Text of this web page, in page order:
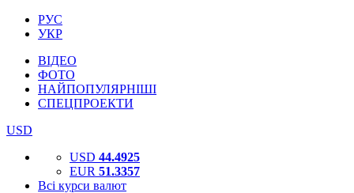
РУС
УКР
ВІДЕО
ФОТО
НАЙПОПУЛЯРНІШІ
СПЕЦПРОЕКТИ
USD
USD 44.4925
EUR 51.3357
Всі курси валют